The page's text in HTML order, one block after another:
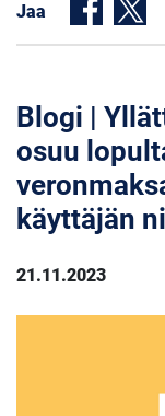
Jaa
Blogi |
osuu
käyttäjän
21.11.2023